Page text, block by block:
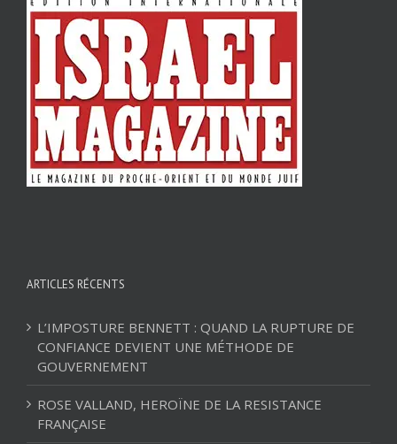
ARTICLES RÉCENTS
L’IMPOSTURE BENNETT : QUAND LA RUPTURE DE
CONFIANCE DEVIENT UNE MÉTHODE DE
GOUVERNEMENT
ROSE VALLAND, HEROÏNE DE LA RESISTANCE
FRANÇAISE